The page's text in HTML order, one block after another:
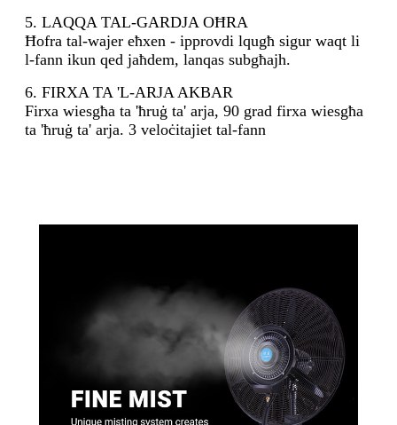
5. LAQQA TAL-GARDJA OĦRA
Ħofra tal-wajer eħxen - ipprovdi lqugħ sigur waqt li
l-fann ikun qed jaħdem, lanqas subgħajh.
6. FIRXA TA 'L-ARJA AKBAR
Firxa wiesgħa ta 'ħruġ ta' arja, 90 grad firxa wiesgħa
ta 'ħruġ ta' arja. 3 veloċitajiet tal-fann